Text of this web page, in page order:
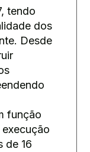
tendo
dos
Desde
função
de 16